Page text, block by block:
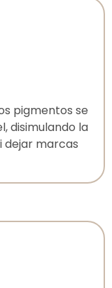
pigmentos se
disimulando la
dejar marcas